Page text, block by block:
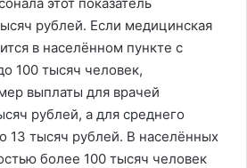
рублей. Если медицинская
в населённом пункте с
100 тысяч человек,
выплаты для врачей
рублей, а для среднего
13 тысяч рублей. В населённых
более 100 тысяч человек